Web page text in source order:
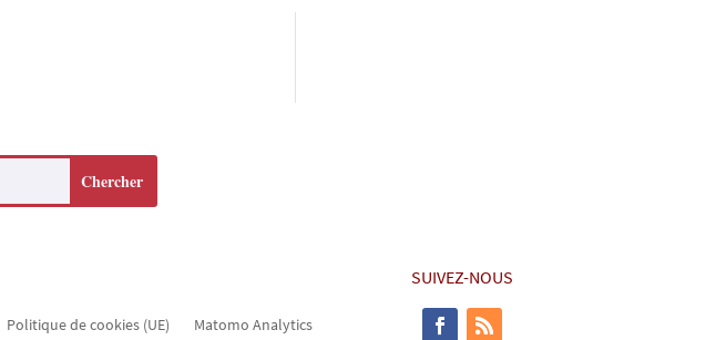
Politique de cookies (UE) Matomo Analytics
SUIVEZ-NOUS